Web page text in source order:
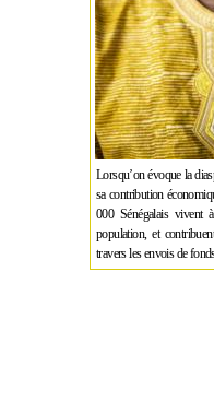
Lorsqu’on évoque la
sa contribution
000 Sénégalais vivent
population, et
travers les envois de